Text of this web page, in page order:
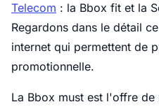
Telecom : la Bbox fit et la
Regardons dans le détail
internet qui permettent de
promotionnelle.
La Bbox must est l'offre